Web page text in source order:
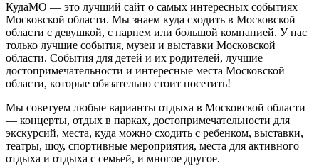
КудаМО — это лучший сайт о самых интересных событиях
Московской области. Мы знаем куда сходить в Московской
области с девушкой, с парнем или большой компанией. У нас
только лучшие события, музеи и выставки Московской
области. События для детей и их родителей, лучшие
достопримечательности и интересные места Московской
области, которые обязательно стоит посетить!
Мы советуем любые варианты отдыха в Московской области
— концерты, отдых в парках, достопримечательности для
экскурсий, места, куда можно сходить с ребенком, выставки,
театры, шоу, спортивные мероприятия, места для активного
отдыха и отдыха с семьей, и многое другое.